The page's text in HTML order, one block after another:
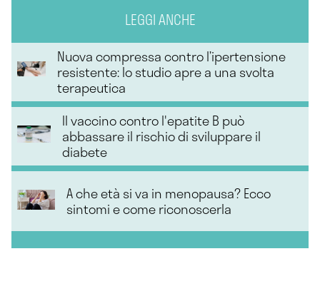
LEGGI ANCHE
Nuova compressa contro l’ipertensione
resistente: lo studio apre a una svolta
terapeutica
Il vaccino contro l'epatite B può
abbassare il rischio di sviluppare il
diabete
A che età si va in menopausa? Ecco
sintomi e come riconoscerla